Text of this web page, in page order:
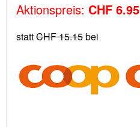
Aktionspreis: CHF 6.95
stattCHF 15.15bei